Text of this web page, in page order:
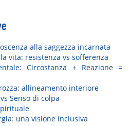
alla saggezza incarnata
vita: resistenza vs sofferenza
Circostanza + Reazione =
allineamento interiore
Senso di colpa
una visione inclusiva